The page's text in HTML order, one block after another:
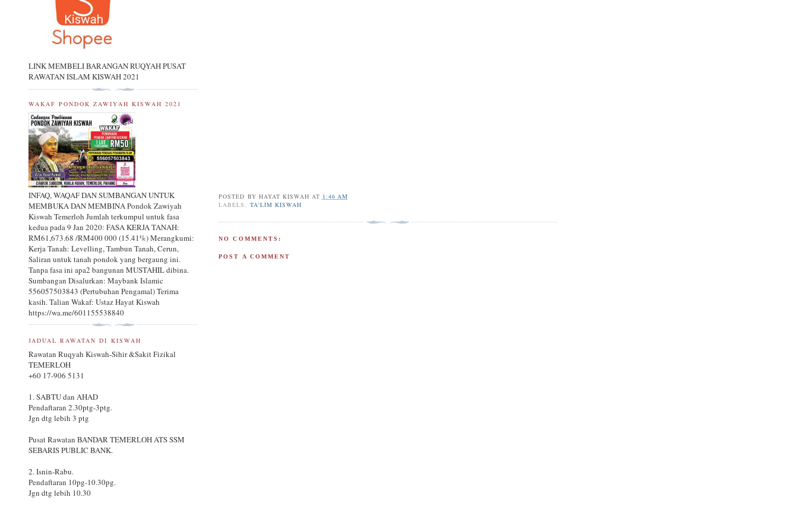
POSTED BY HAYAT KISWAH AT 1:46 AM
LABELS: TA'LIM KISWAH
NO COMMENTS:
POST A COMMENT
LINK MEMBELI BARANGAN RUQYAH PUSAT
RAWATAN ISLAM KISWAH 2021
WAKAF PONDOK ZAWIYAH KISWAH 2021
INFAQ, WAQAF DAN SUMBANGAN UNTUK
MEMBUKA DAN MEMBINA Pondok Zawiyah
Kiswah Temerloh Jumlah terkumpul untuk fasa
kedua pada 9 Jan 2020: FASA KERJA TANAH:
RM61,673.68 /RM400 000 (15.41%) Merangkumi:
Kerja Tanah: Levelling, Tambun Tanah, Cerun,
Saliran untuk tanah pondok yang bergaung ini.
Tanpa fasa ini apa2 bangunan MUSTAHIL dibina.
Sumbangan Disalurkan: Maybank Islamic
556057503843 (Pertubuhan Pengamal) Terima
kasih. Talian Wakaf: Ustaz Hayat Kiswah
https://wa.me/601155538840
JADUAL RAWATAN DI KISWAH
Rawatan Ruqyah Kiswah-Sihir &Sakit Fizikal
TEMERLOH
+60 17-906 5131
1. SABTU dan AHAD
Pendaftaran 2.30ptg-3ptg.
Jgn dtg lebih 3 ptg
Pusat Rawatan BANDAR TEMERLOH ATS SSM
SEBARIS PUBLIC BANK.
2. Isnin-Rabu.
Pendaftaran 10pg-10.30pg.
Jgn dtg lebih 10.30